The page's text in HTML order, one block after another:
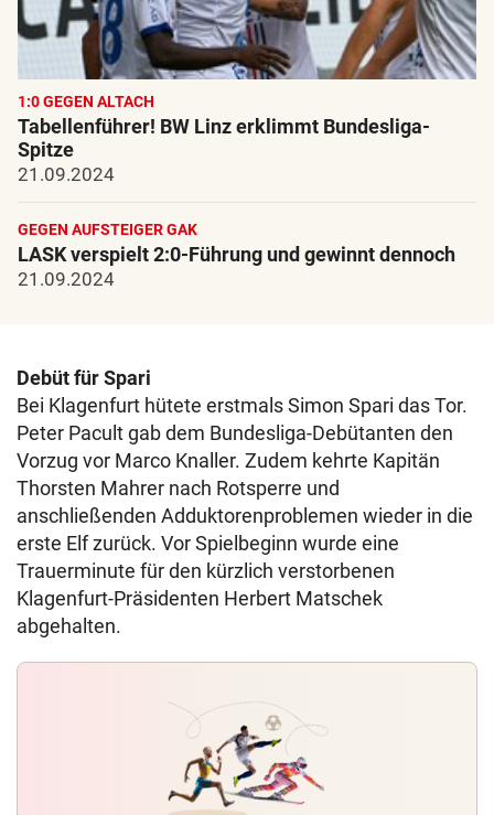
1:0 GEGEN ALTACH
Tabellenführer! BW Linz erklimmt Bundesliga-
Spitze
21.09.2024
GEGEN AUFSTEIGER GAK
LASK verspielt 2:0-Führung und gewinnt dennoch
21.09.2024
Debüt für Spari
Bei Klagenfurt hütete erstmals Simon Spari das Tor.
Peter Pacult gab dem Bundesliga-Debütanten den
Vorzug vor Marco Knaller. Zudem kehrte Kapitän
Thorsten Mahrer nach Rotsperre und
anschließenden Adduktorenproblemen wieder in die
erste Elf zurück. Vor Spielbeginn wurde eine
Trauerminute für den kürzlich verstorbenen
Klagenfurt-Präsidenten Herbert Matschek
abgehalten.